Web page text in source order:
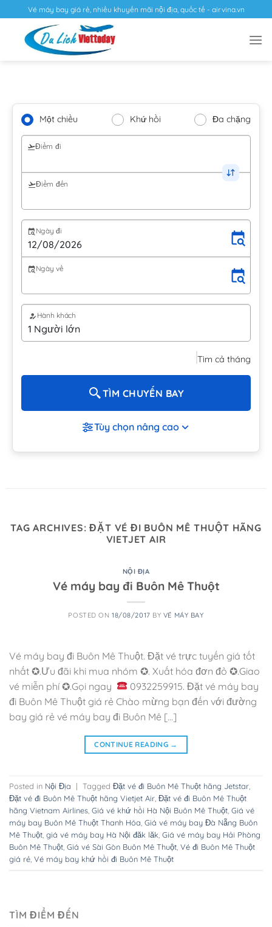
Vé máy bay giá rẻ, nhiều khuyến mãi nội địa, quốc tế - airvina.vn
Một chiều Khứ hồi Đa chặng
Điểm đi
Điểm đến
Ngày đi
Ngày về
Hành khách
Tìm cả tháng
TÌM CHUYẾN BAY
Tùy chọn nâng cao
TAG ARCHIVES:ĐẶT VÉ ĐI BUÔN MÊ THUỘT HÃNG
VIETJET AIR
NỘI ĐỊA
Vé máy bay đi Buôn Mê Thuột
POSTED ON18/08/2017 BY VÉ MÁY BAY
Vé máy bay đi Buôn Mê Thuột. Đặt vé trực tuyến giá tốt
nhất ✪.Ưu đãi khi mua nhóm ✪. Xuất hóa đơn đỏ ✪.Giao
vé miễn phí ✪.Gọi ngay
0932259915. Đặt vé máy bay
đi Buôn Mê Thuột giá rẻ Chào mừng bạn đến với đường
bay giá rẻ vé máy bay đi Buôn Mê […]
CONTINUE READING →
Posted in Nội Địa | Tagged Đặt vé đi Buôn Mê Thuột hãng Jetstar
Đặt vé đi Buôn Mê Thuột hãng Vietjet Air Đặt vé đi Buôn Mê Thuột
hãng Vietnam Airlines Giá vé khứ hồi Hà Nội Buôn Mê Thuột Giá vé
máy bay Buôn Mê Thuột Thanh Hóa Giá vé máy bay Đà Nẵng Buôn
Mê Thuột giá vé máy bay Hà Nội đăk lăk Giá vé máy bay Hải Phòng
Buôn Mê Thuột Giá vé Sài Gòn Buôn Mê Thuột Vé đi Buôn Mê Thuột
giá rẻ Vé máy bay khứ hồi đi Buôn Mê Thuột
TÌM ĐIỂM ĐẾN